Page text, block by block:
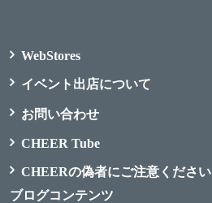
WebStores
イベント出店について
お問い合わせ
CHEER Tube
CHEERの偽者にご注意ください
ブログコンテンツ